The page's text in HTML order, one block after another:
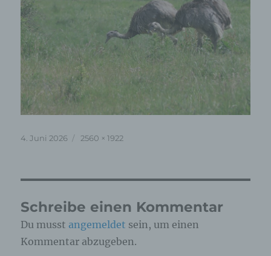
Veröffentlicht
4. Juni 2026 Originalgröße
2560 × 1922
Schreibe einen Kommentar
Du musst angemeldet sein, um einen
Kommentar abzugeben.